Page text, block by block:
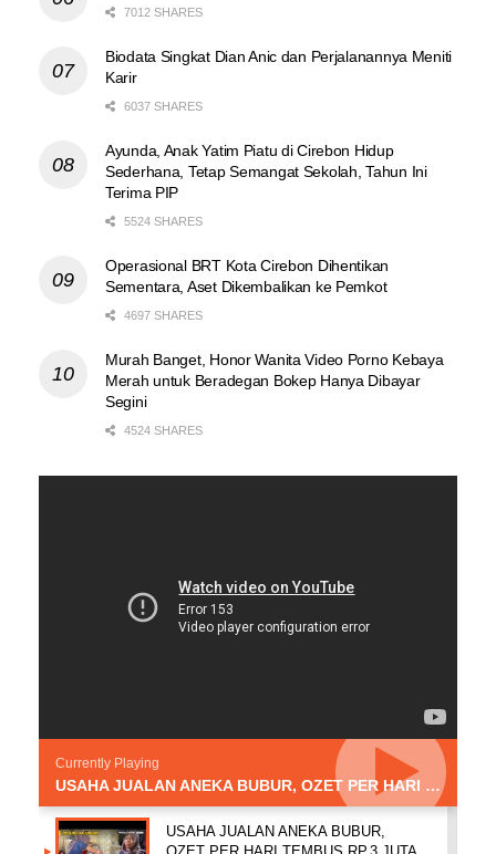
7012 SHARES
Biodata Singkat Dian Anic dan Perjalanannya Meniti
Karir
6037 SHARES
Ayunda, Anak Yatim Piatu di Cirebon Hidup
Sederhana, Tetap Semangat Sekolah, Tahun Ini
Terima PIP
5524 SHARES
Operasional BRT Kota Cirebon Dihentikan
Sementara, Aset Dikembalikan ke Pemkot
4697 SHARES
Murah Banget, Honor Wanita Video Porno Kebaya
Merah untuk Beradegan Bokep Hanya Dibayar
Segini
4524 SHARES
Currently Playing
USAHA JUALAN ANEKA BUBUR, OZET PER HARI TEMBUS RP.3 JUTA
USAHA JUALAN ANEKA BUBUR,